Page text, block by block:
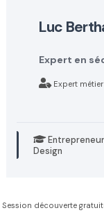
luc
Expert en
Expert
Design
Session découverte